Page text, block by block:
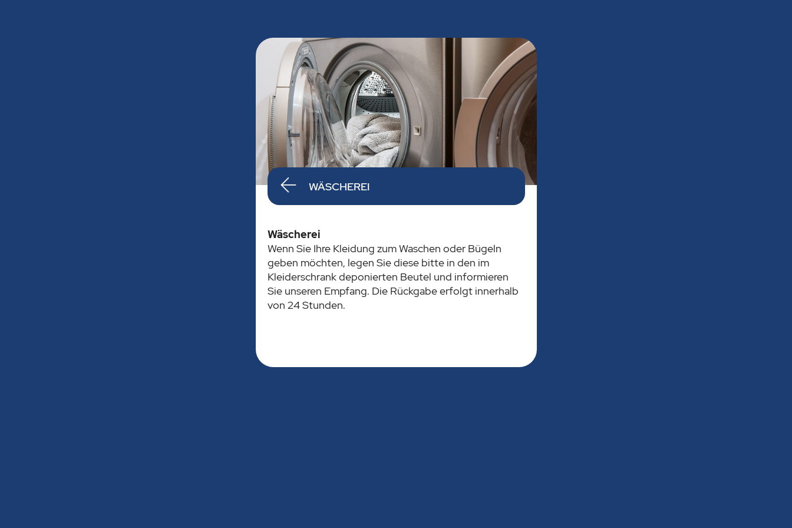
WÄSCHEREI
Wäscherei
Wenn Sie Ihre Kleidung zum Waschen oder Bügeln
geben möchten, legen Sie diese bitte in den im
Kleiderschrank deponierten Beutel und informieren
Sie unseren Empfang. Die Rückgabe erfolgt innerhalb
von 24 Stunden.